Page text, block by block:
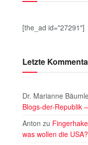
[the_ad id="27291"]
Letzte
Dr. Marianne
Blogs-der-Republik
Anton zu
was wollen die USA?